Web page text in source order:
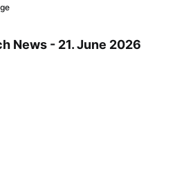
News - 21. June 2026